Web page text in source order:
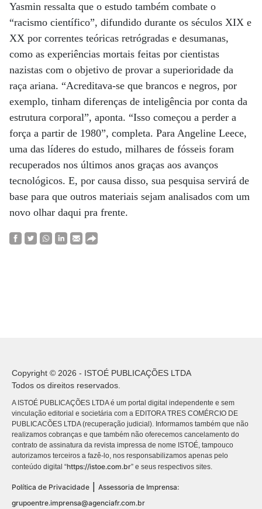
Yasmin ressalta que o estudo também combate o
“racismo científico”, difundido durante os séculos XIX e
XX por correntes teóricas retrógradas e desumanas,
como as experiências mortais feitas por cientistas
nazistas com o objetivo de provar a superioridade da
raça ariana. “Acreditava-se que brancos e negros, por
exemplo, tinham diferenças de inteligência por conta da
estrutura corporal”, aponta. “Isso começou a perder a
força a partir de 1980”, completa. Para Angeline Leece,
uma das líderes do estudo, milhares de fósseis foram
recuperados nos últimos anos graças aos avanços
tecnológicos. E, por causa disso, sua pesquisa servirá de
base para que outros materiais sejam analisados com um
novo olhar daqui pra frente.
Copyright © 2026 - ISTOÉ PUBLICAÇÕES LTDA
Todos os direitos reservados.
A ISTOÉ PUBLICAÇÕES LTDA é um portal digital independente e sem
vinculação editorial e societária com a EDITORA TRES COMÉRCIO DE
PUBLICACÕES LTDA (recuperação judicial). Informamos também que não
realizamos cobranças e que também não oferecemos cancelamento do
contrato de assinatura da revista impressa de nome ISTOÉ, tampouco
autorizamos terceiros a fazê-lo, nos responsabilizamos apenas pelo
conteúdo digital “https://istoe.com.br” e seus respectivos sites.
Política de Privacidade
Assessoria de Imprensa:
grupoentre.imprensa@agenciafr.com.br